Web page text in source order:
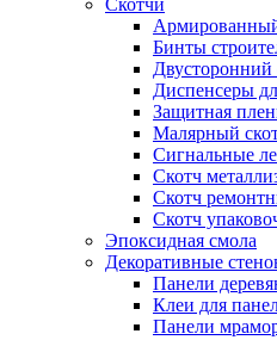
Скотчи
Бинты
Двусторонний
Диспенсеры
Защитная
Малярный
Сигнальные
Скотч
Скотч
Скотч
Эпоксидная смола
Декоративные
Панели
Клеи для
Панели